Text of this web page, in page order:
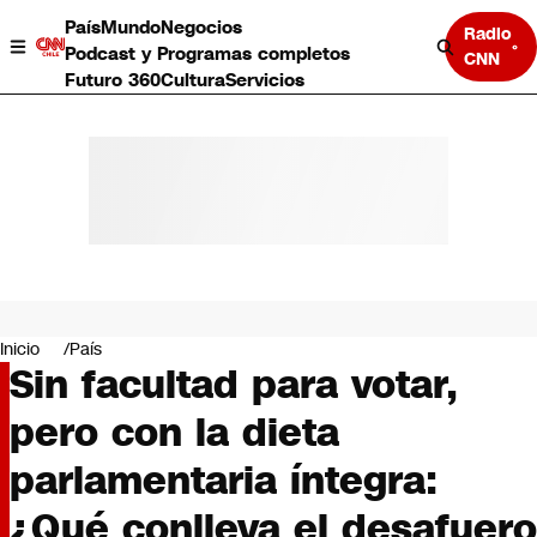
PaísMundoNegocios
Podcast y Programas completos
Futuro 360CulturaServicios
Radio
CNN
Negocios
Deportes
Programas completos
Cultura
Servicios
Bits
CNN Data
CNN tiempo
Inicio País
Sin facultad para votar,
pero con la dieta
parlamentaria íntegra: